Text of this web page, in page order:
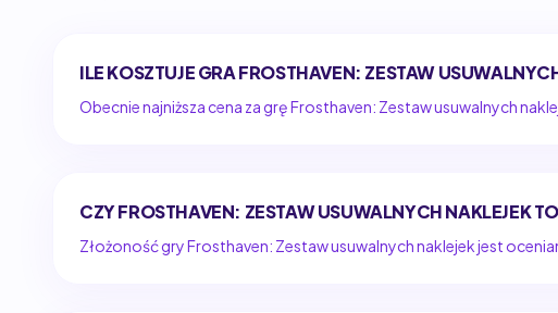
ILE KOSZTUJE GRA FROSTHAVEN: ZESTAW
Obecnie najniższa cena za grę Frosthaven: Zestaw usuwalnych
CZY FROSTHAVEN: ZESTAW USUWALNYCH NAKLEJEK
Złożoność gry Frosthaven: Zestaw usuwalnych naklejek jest